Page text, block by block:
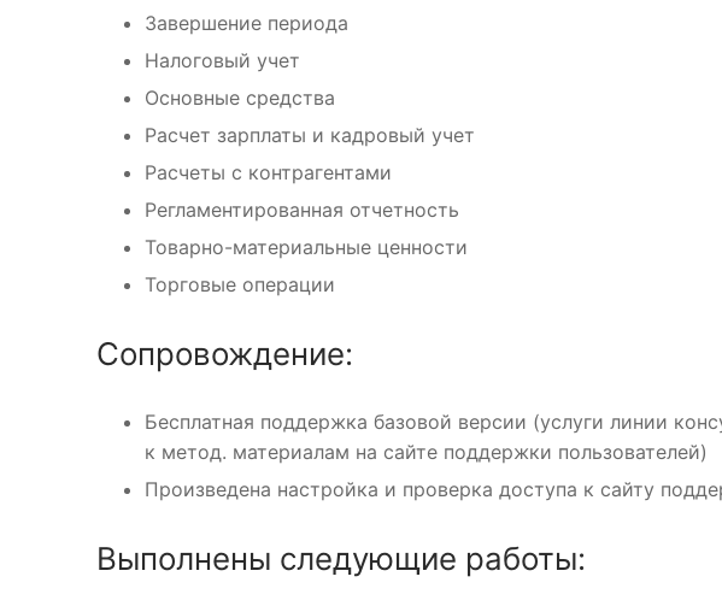
Завершение периода
Налоговый учет
Основные средства
Расчет зарплаты и кадровый учет
Расчеты с контрагентами
Регламентированная отчетность
Товарно-материальные ценности
Торговые операции
Сопровождение:
Бесплатная поддержка базовой версии (услуги линии
к метод. материалам на сайте поддержки пользователей)
Произведена настройка и проверка доступа к сайту
Выполнены следующие работы: